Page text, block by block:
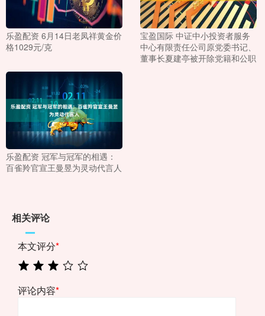
乐盈配资 6月14日老凤祥黄金价
格1029元/克
宝盈国际 中证中小投资者服务
中心有限责任公司原党委书记、
董事长夏建亭被开除党籍和公职
乐盈配资 冠军与冠军的相遇：
百雀羚官宣王曼昱为灵动代言人
相关评论
本文评分*
评论内容*